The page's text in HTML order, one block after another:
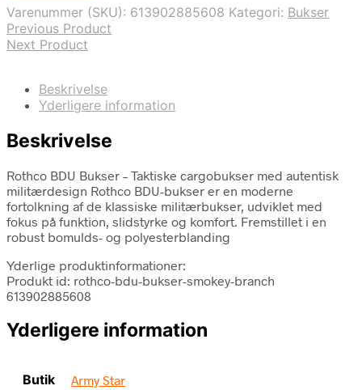
Varenummer (SKU): 613902885608 Kategori: Bukser
Previous Product
Next Product
Beskrivelse
Yderligere information
Beskrivelse
Rothco BDU Bukser – Taktiske cargobukser med autentisk
militærdesign Rothco BDU-bukser er en moderne
fortolkning af de klassiske militærbukser, udviklet med
fokus på funktion, slidstyrke og komfort. Fremstillet i en
robust bomulds- og polyesterblanding
Yderlige produktinformationer:
Produkt id: rothco-bdu-bukser-smokey-branch
613902885608
Yderligere information
Butik Army Star